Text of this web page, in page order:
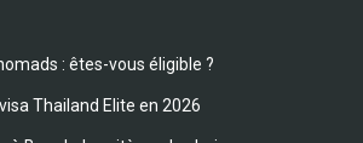
: êtes-vous éligible ?
Thailand Elite en 2026